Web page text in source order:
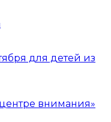
для детей из
внимания»